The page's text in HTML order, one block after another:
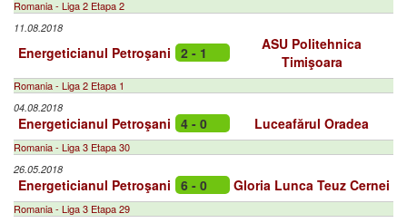
Romania - Liga 2 Etapa 2
11.08.2018
Energeticianul Petroşani 2 - 1
ASU Politehnica
Timişoara
Romania - Liga 2 Etapa 1
04.08.2018
Energeticianul Petroşani 4 - 0 Luceafărul Oradea
Romania - Liga 3 Etapa 30
26.05.2018
Energeticianul Petroşani 6 - 0 Gloria Lunca Teuz Cernei
Romania - Liga 3 Etapa 29